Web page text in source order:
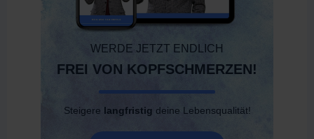
WERDE JETZT ENDLICH
FREI VON KOPFSCHMERZEN!
Steigere langfristig deine Lebensqualität!